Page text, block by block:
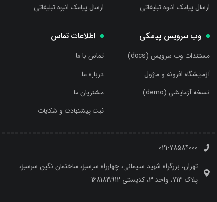
ارسال پیامک انبوه تبلیغاتی
ارسال پیامک انبوه تبلیغاتی
وب سرویس پیامکی
مستندات وب سرویس (docs)
آزمایشگاه افزونه و ماژول
نسخه آزمایشی (demo)
اطلاعات تماس
تماس با ما
درباره ما
مشتریان ما
ثبت پیشنهادت و شکایات
021-78584000
تهران، بزرگراه شهید سلیمانی، چهارراه سرسبز، ساختمان نگین سرسبز،
پلاک 713، واحد 3، کدپستی 1681819912